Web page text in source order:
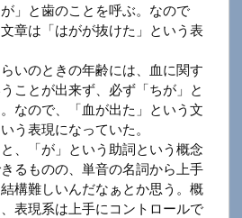
」と歯のことを呼ぶ。なので
文章は「はがが抜けた」という表
いのときの年齢には、血に関す
ことが出来ず、必ず「ちが」と
なので、「血が出た」という文
う表現になっていた。
、「が」という助詞という概念
るものの、単音の名詞から上手
構難しいんだなぁとか思う。概
表現系は上手にコントロールで